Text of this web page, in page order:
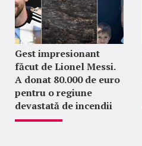
Gest impresionant
făcut de Lionel Messi.
A donat 80.000 de euro
pentru o regiune
devastată de incendii